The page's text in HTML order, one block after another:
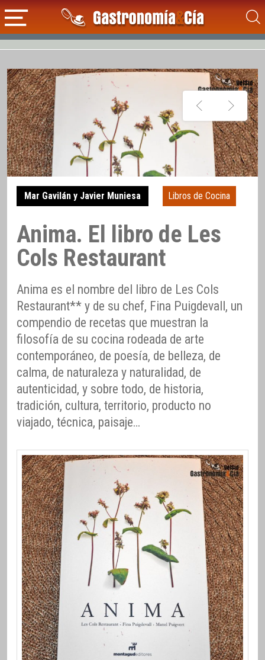
Mar Gavilán y Javier Muniesa Libros de Cocina
Anima. El libro de Les
Cols Restaurant
Anima es el nombre del libro de Les Cols
Restaurant** y de su chef, Fina Puigdevall, un
compendio de recetas que muestran la
filosofía de su cocina rodeada de arte
contemporáneo, de poesía, de belleza, de
calma, de naturaleza y naturalidad, de
autenticidad, y sobre todo, de historia,
tradición, cultura, territorio, producto no
viajado, técnica, paisaje…